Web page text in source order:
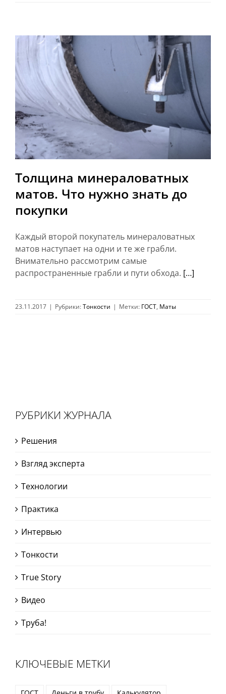
Толщина минераловатных
матов. Что нужно знать до
покупки
Каждый второй покупатель минераловатных
матов наступает на одни и те же грабли.
Внимательно рассмотрим самые
распространенные грабли и пути обхода. […]
23.11.2017 | Рубрики:Тонкости | Метки: ГОСТ, Маты
РУБРИКИ ЖУРНАЛА
Решения
Взгляд эксперта
Технологии
Практика
Интервью
Тонкости
True Story
Видео
Труба!
КЛЮЧЕВЫЕ МЕТКИ